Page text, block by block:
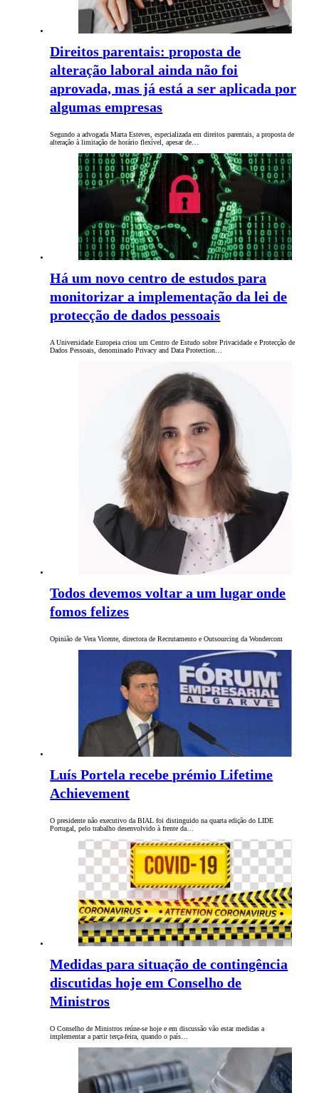
Direitos parentais: proposta de
alteração laboral ainda não foi
aprovada, mas já está a ser aplicada por
algumas empresas
Segundo a advogada Marta Esteves, especializada em direitos parentais, a proposta de
alteração à limitação de horário flexível, apesar de…
Há um novo centro de estudos para
monitorizar a implementação da lei de
protecção de dados pessoais
A Universidade Europeia criou um Centro de Estudo sobre Privacidade e Protecção de
Dados Pessoais, denominado Privacy and Data Protection…
Todos devemos voltar a um lugar onde
fomos felizes
Opinião de Vera Vicente, directora de Recrutamento e Outsourcing da Wondercom
Luís Portela recebe prémio Lifetime
Achievement
O presidente não executivo da BIAL foi distinguido na quarta edição do LIDE
Portugal, pelo trabalho desenvolvido à frente da…
Medidas para situação de contingência
discutidas hoje em Conselho de
Ministros
O Conselho de Ministros reúne-se hoje e em discussão vão estar medidas a
implementar a partir terça-feira, quando o país…